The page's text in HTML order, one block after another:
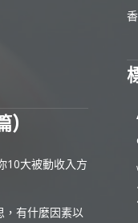
)
10大被動收入方
，有什麼因素以